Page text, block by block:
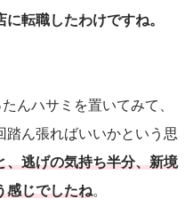
転職したわけですね。
んハサミを置いてみて、
踏ん張ればいいかという思
、逃げの気持ち半分、新境
感じでしたね。